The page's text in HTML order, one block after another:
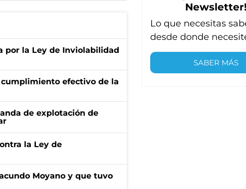
por la Ley de Inviolabilidad
efectivo de la
de explotación de
la Ley de
Moyano y que tuvo
Lo que necesitas
desde donde
SABER MÁS